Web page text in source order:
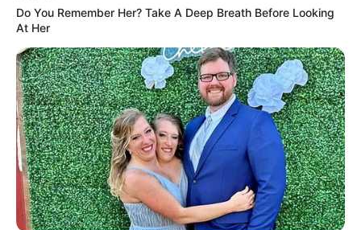
Do You Remember Her? Take A Deep Breath Before Looking
At Her